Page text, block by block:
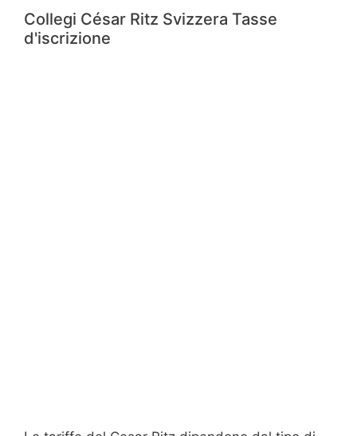
Collegi César Ritz Svizzera Tasse
d'iscrizione